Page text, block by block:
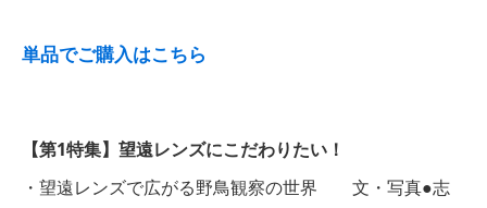
単品でご購入はこちら
【第1特集】望遠レンズにこだわりたい！
・望遠レンズで広がる野鳥観察の世界 文・写真●志